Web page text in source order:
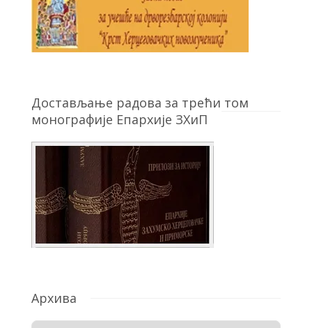
Достављање радова за трећи том
монографије Епархије ЗХиП
Архива